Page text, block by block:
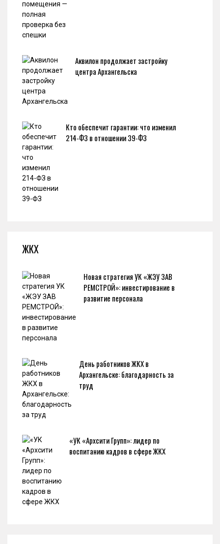
Аквилон продолжает застройку
центра Архангельска
Кто обеспечит гарантии: что изменил
214-ФЗ в отношении 39-ФЗ
ЖКХ
Новая стратегия УК «ЖЭУ ЗАВ
РЕМСТРОЙ»: инвестирование в
развитие персонала
День работников ЖКХ в
Архангельске: благодарность за
труд
«УК «Архсити Групп»: лидер по
воспитанию кадров в сфере ЖКХ